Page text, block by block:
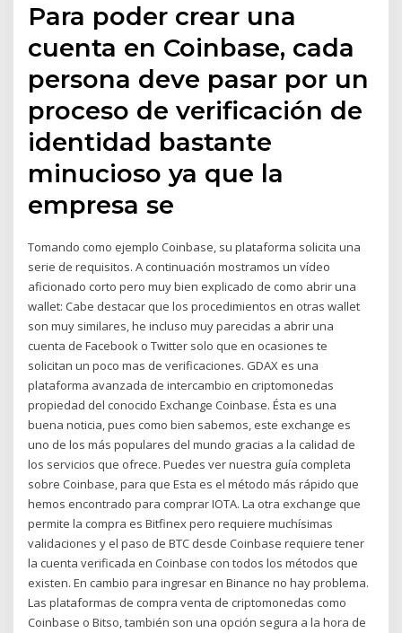
Para poder crear una
cuenta en Coinbase, cada
persona deve pasar por un
proceso de verificación de
identidad bastante
minucioso ya que la
empresa se
Tomando como ejemplo Coinbase, su plataforma solicita una
serie de requisitos. A continuación mostramos un vídeo
aficionado corto pero muy bien explicado de como abrir una
wallet: Cabe destacar que los procedimientos en otras wallet
son muy similares, he incluso muy parecidas a abrir una
cuenta de Facebook o Twitter solo que en ocasiones te
solicitan un poco mas de verificaciones. GDAX es una
plataforma avanzada de intercambio en criptomonedas
propiedad del conocido Exchange Coinbase. Ésta es una
buena noticia, pues como bien sabemos, este exchange es
uno de los más populares del mundo gracias a la calidad de
los servicios que ofrece. Puedes ver nuestra guía completa
sobre Coinbase, para que Esta es el método más rápido que
hemos encontrado para comprar IOTA. La otra exchange que
permite la compra es Bitfinex pero requiere muchísimas
validaciones y el paso de BTC desde Coinbase requiere tener
la cuenta verificada en Coinbase con todos los métodos que
existen. En cambio para ingresar en Binance no hay problema.
Las plataformas de compra venta de criptomonedas como
Coinbase o Bitso, también son una opción segura a la hora de